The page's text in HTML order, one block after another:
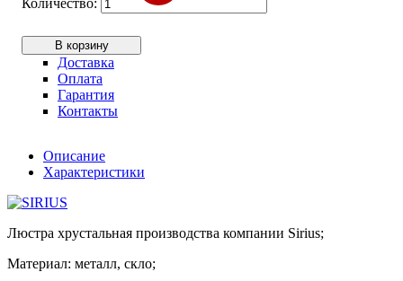
В корзину
Доставка
Оплата
Гарантия
Контакты
Описание
Характеристики
Люстра хрустальная производства компании Sirius;
Материал: металл, скло;